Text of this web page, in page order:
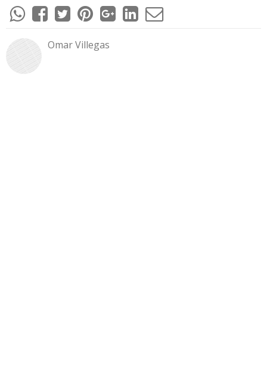
Omar Villegas